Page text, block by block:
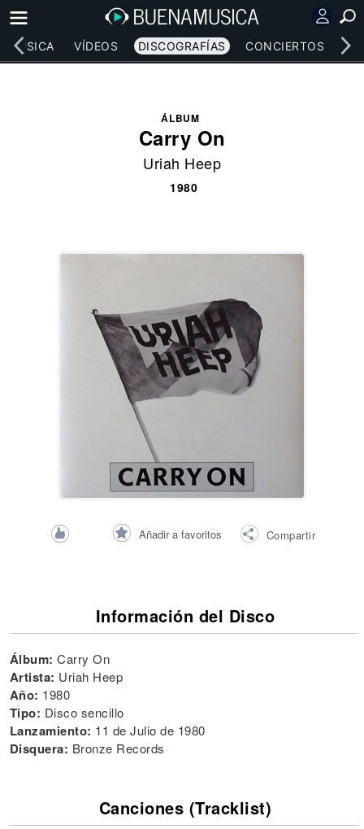
MÚSICA VÍDEOS DISCOGRAFÍAS CONCIERTOS
ÁLBUM
Carry On
Uriah Heep
1980
Añadir a favoritos Compartir
Información del Disco
Álbum: Carry On
Artista: Uriah Heep
Año: 1980
Tipo: Disco sencillo
Lanzamiento: 11 de Julio de 1980
Disquera: Bronze Records
Canciones (Tracklist)